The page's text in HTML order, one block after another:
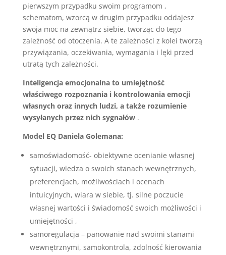
pierwszym przypadku swoim programom ,
schematom, wzorcą w drugim przypadku oddajesz
swoja moc na zewnątrz siebie, tworząc do tego
zależność od otoczenia. A te zależności z kolei tworzą
przywiązania, oczekiwania, wymagania i lęki przed
utratą tych zależności.
Inteligencja emocjonalna to umiejętność
właściwego rozpoznania i kontrolowania emocji
własnych oraz innych ludzi, a także rozumienie
wysyłanych przez nich sygnałów .
Model EQ Daniela Golemana:
samoświadomość- obiektywne ocenianie własnej
sytuacji, wiedza o swoich stanach wewnętrznych,
preferencjach, możliwościach i ocenach
intuicyjnych, wiara w siebie, tj. silne poczucie
własnej wartości i świadomość swoich możliwości i
umiejętności ,
samoregulacja – panowanie nad swoimi stanami
wewnętrznymi, samokontrola, zdolność kierowania